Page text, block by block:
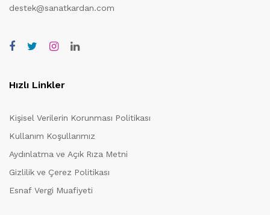
destek@sanatkardan.com
Hızlı Linkler
Kişisel Verilerin Korunması Politikası
Kullanım Koşullarımız
Aydınlatma ve Açık Rıza Metni
Gizlilik ve Çerez Politikası
Esnaf Vergi Muafiyeti